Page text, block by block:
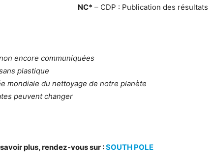
NC* – CDP : Publication des résultats
encore communiquées
plastique
mondiale du nettoyage de notre planète
peuvent changer
plus, rendez-vous sur :SOUTH POLE